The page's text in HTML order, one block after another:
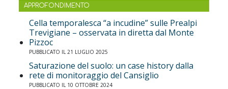
APPROFONDIMENTO
Cella temporalesca “a incudine” sulle Prealpi
Trevigiane – osservata in diretta dal Monte
Pizzoc
PUBBLICATO IL 21 LUGLIO 2025
Saturazione del suolo: un case history dalla
rete di monitoraggio del Cansiglio
PUBBLICATO IL 10 OTTOBRE 2024